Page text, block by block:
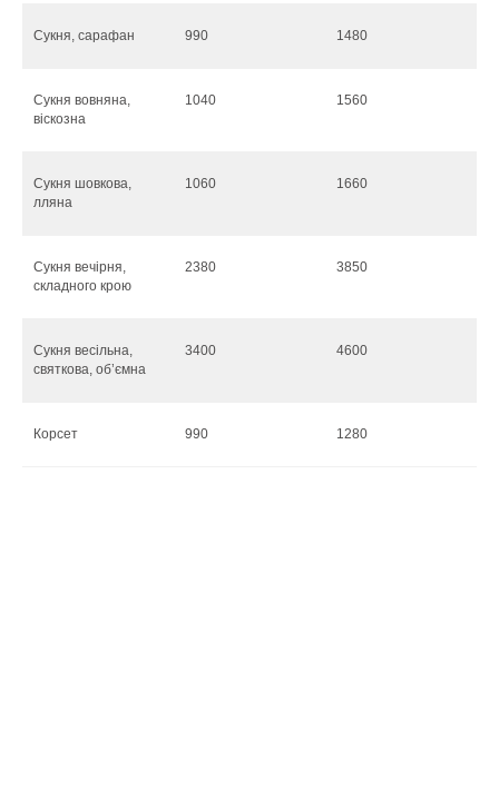
Сукня, сарафан 990 1480
Сукня вовняна,
віскозна
1040 1560
Сукня шовкова,
лляна
1060 1660
Сукня вечірня,
складного крою
2380 3850
Сукня весільна,
святкова, об’ємна
3400 4600
Корсет 990 1280